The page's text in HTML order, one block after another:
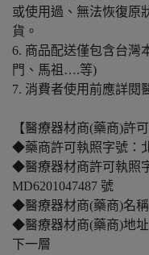
或使用過、無法恢復原
貨。
6. 商品配送僅包含台灣
門、馬祖….等)
7. 消費者使用前應詳閱
【醫療器材商(藥商)許可
◆藥商許可執照字號：
◆醫療器材商許可執照
MD6201047487 號
◆醫療器材商(藥商)名
◆醫療器材商(藥商)地
下一層